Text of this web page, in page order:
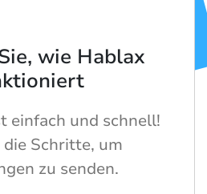
wie Hablax
einfach und schnell!
Schritte, um
zu senden.